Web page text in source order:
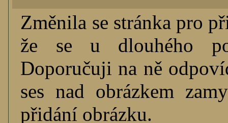
Změnila se stránka pro
že se u dlouhého
Doporučuji na ně
ses nad obrázkem
přidání obrázku.